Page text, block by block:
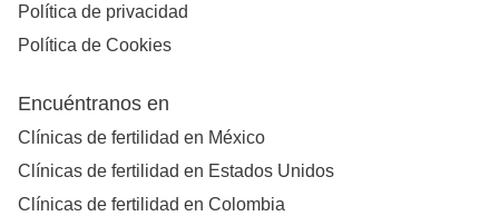
Política de privacidad
Política de Cookies
Encuéntranos en
Clínicas de fertilidad en México
Clínicas de fertilidad en Estados Unidos
Clínicas de fertilidad en Colombia